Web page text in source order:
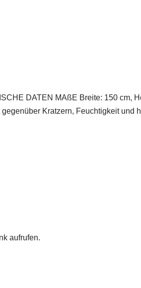
DATEN MAßE Breite: 150 cm,
Kratzern, Feuchtigkeit und
aufrufen.